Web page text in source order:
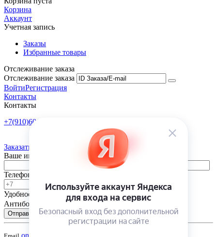
Корзина
Аккаунт
Учетная запись
Заказы
Избранные товары
Отслеживание заказа
Отслеживание заказа
ВойтиРегистрация
Контакты
Контакты
+7(910)601-10-10
Заказать обратный звонок
Ваше имя
Телефон
Удобное время
-
Антибот
Отправить